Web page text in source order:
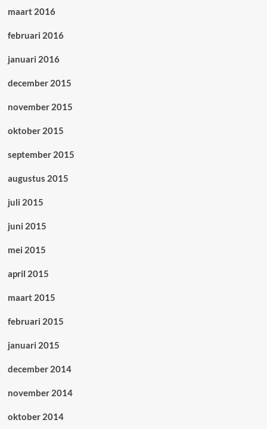
maart 2016
februari 2016
januari 2016
december 2015
november 2015
oktober 2015
september 2015
augustus 2015
juli 2015
juni 2015
mei 2015
april 2015
maart 2015
februari 2015
januari 2015
december 2014
november 2014
oktober 2014